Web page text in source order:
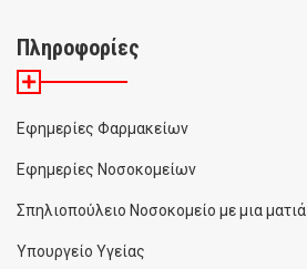
Πληροφορίες
Εφημερίες Φαρμακείων
Εφημερίες Νοσοκομείων
Σπηλιοπούλειο Νοσοκομείο με μια ματιά
Υπουργείο Υγείας